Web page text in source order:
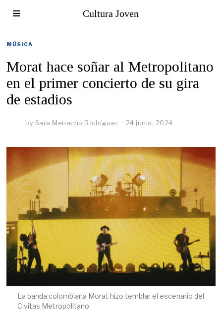
Cultura Joven
MÚSICA
Morat hace soñar al Metropolitano
en el primer concierto de su gira
de estadios
by Sara Menacho Rodríguez 24 junio, 2024
La banda colombiana Morat hizo temblar el escenario del
Civitas Metropolitano